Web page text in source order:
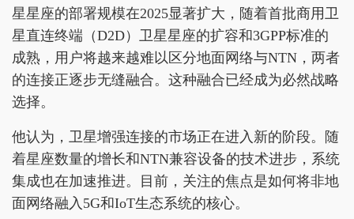
星星座的部署规模在2025显著扩大，随着首批商用卫
星直连终端（D2D）卫星星座的扩容和3GPP标准的
成熟，用户将越来越难以区分地面网络与NTN，两者
的连接正逐步无缝融合。这种融合已经成为必然战略
选择。
他认为，卫星增强连接的市场正在进入新的阶段。随
着星座数量的增长和NTN兼容设备的技术进步，系统
集成也在加速推进。目前，关注的焦点是如何将非地
面网络融入5G和IoT生态系统的核心。